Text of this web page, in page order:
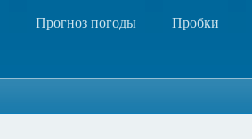
Прогноз погоды Пробки